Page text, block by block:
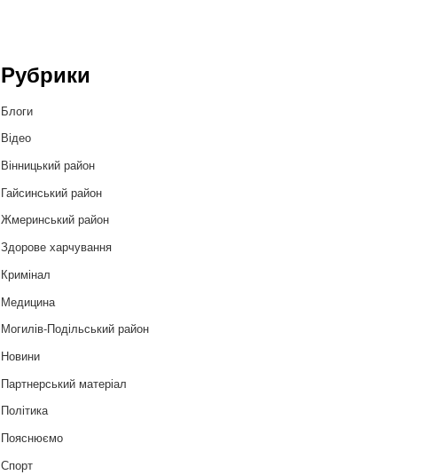
Рубрики
Блоги
Відео
Вінницький район
Гайсинський район
Жмеринський район
Здорове харчування
Кримінал
Медицина
Могилів-Подільський район
Новини
Партнерський матеріал
Політика
Пояснюємо
Спорт